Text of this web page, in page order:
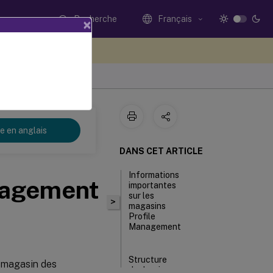
Recherche Français
en anglais
des
>
DANS CET ARTICLE
Informations
importantes
sur les
magasins
Profile
Management
Structure
de dossier
×